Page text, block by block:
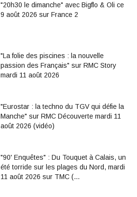
"20h30 le dimanche" avec Bigflo & Oli ce
9 août 2026 sur France 2
"La folie des piscines : la nouvelle
passion des Français" sur RMC Story
mardi 11 août 2026
"Eurostar : la techno du TGV qui défie la
Manche" sur RMC Découverte mardi 11
août 2026 (vidéo)
"90' Enquêtes" : Du Touquet à Calais, un
été torride sur les plages du Nord, mardi
11 août 2026 sur TMC (…